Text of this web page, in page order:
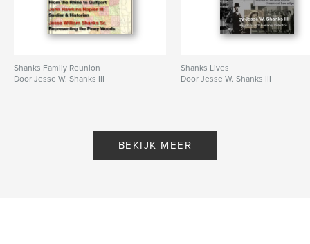
Shanks Family Reunion
Door Jesse W. Shanks III
Shanks Lives
Door Jesse W. Shanks III
BEKIJK MEER